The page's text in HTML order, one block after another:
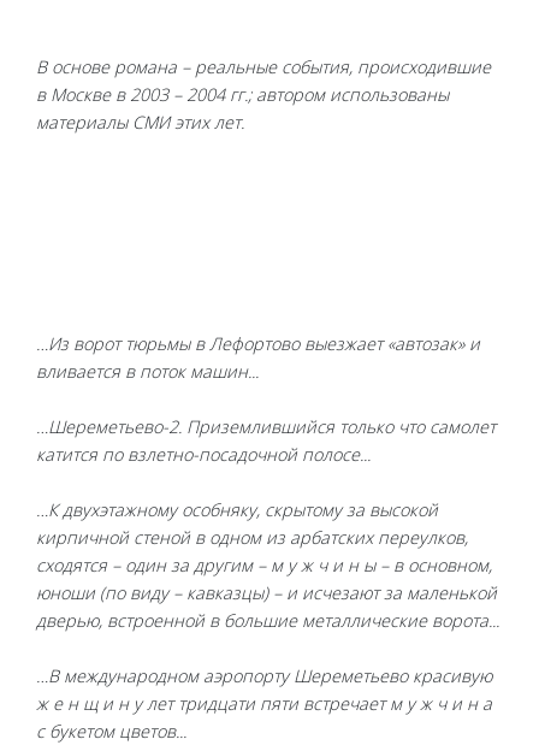
В основе романа – реальные события, происходившие
в Москве в 2003 – 2004 гг.; автором использованы
материалы СМИ этих лет.
…Из ворот тюрьмы в Лефортово выезжает «автозак» и
вливается в поток машин...
…Шереметьево-2. Приземлившийся только что самолет
катится по взлетно-посадочной полосе...
…К двухэтажному особняку, скрытому за высокой
кирпичной стеной в одном из арбатских переулков,
сходятся – один за другим – м у ж ч и н ы – в основном,
юноши (по виду – кавказцы) – и исчезают за маленькой
дверью, встроенной в большие металлические ворота...
…В международном аэропорту Шереметьево красивую
ж е н щ и н у лет тридцати пяти встречает м у ж ч и н а
с букетом цветов...